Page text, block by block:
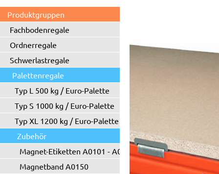
Produktgruppen
Fachbodenregale
Ordnerregale
Schwerlastregale
Palettenregale
Typ L 500 kg / Euro-Palette
Typ S 1000 kg / Euro-Palette
Typ XL 1200 kg / Euro-Palette
Zubehör
Magnet-Etiketten A0101 - A0102
Magnetband A0150